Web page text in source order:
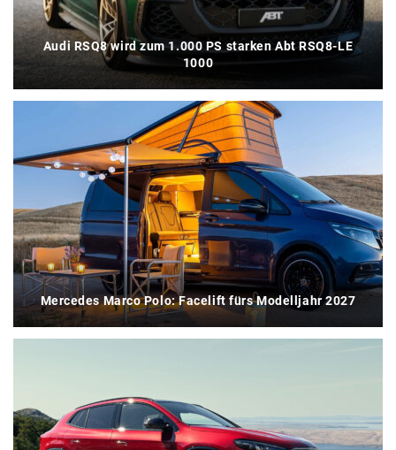
Audi RSQ8 wird zum 1.000 PS starken Abt RSQ8-LE
1000
Mercedes Marco Polo: Facelift fürs Modelljahr 2027